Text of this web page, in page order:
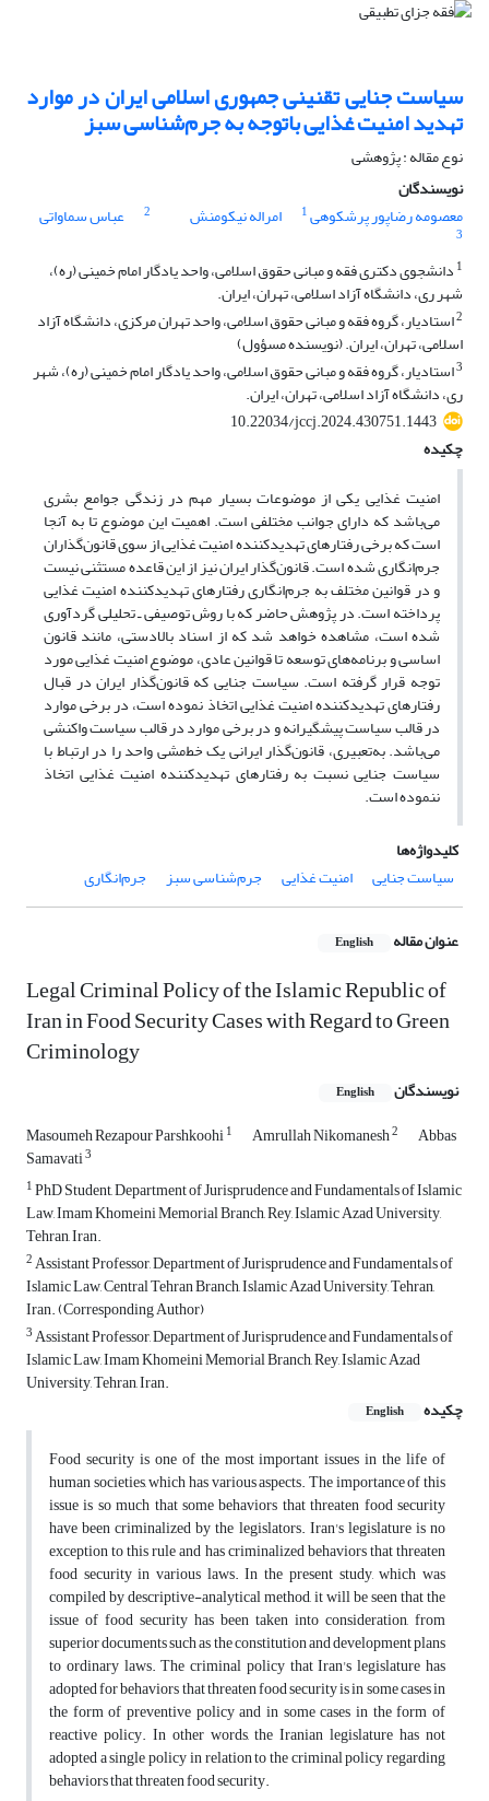
سیاست جنایی تقنینی جمهوری اسلامی ایران در موارد
تهدید امنیت غذایی باتوجه به جرم‌شناسی سبز
نوع مقاله : پژوهشی
نویسندگان
معصومه رضاپور پرشکوهی1 امراله نیکومنش 2 عباس سماواتی
3
1 دانشجوی دکتری فقه و مبانی حقوق اسلامی، واحد یادگار امام خمینی (ره)،
شهر ری، دانشگاه آزاد اسلامی، تهران، ایران.
2استادیار، گروه فقه و مبانی حقوق اسلامی، واحد تهران مرکزی، دانشگاه آزاد
اسلامی، تهران، ایران. (نویسنده مسؤول)
3استادیار، گروه فقه و مبانی حقوق اسلامی، واحد یادگار امام خمینی (ره)، شهر
ری، دانشگاه آزاد اسلامی، تهران، ایران.
10.22034/jccj.2024.430751.1443
چکیده
امنیت غذایی یکی از موضوعات بسیار مهم در زندگی جوامع بشری
می‌باشد که دارای جوانب مختلفی است. اهمیت این موضوع تا به آنجا
است که برخی رفتارهای تهدیدکننده امنیت غذایی از سوی قانون‌گذاران
جرم‌انگاری شده است. قانون‌گذار ایران نیز از این قاعده مستثنی نیست
و در قوانین مختلف به جرم‌انگاری رفتارهای تهدیدکننده امنیت غذایی
پرداخته است. در پژوهش حاضر که با روش توصیفی ـ تحلیلی گردآوری
شده است، مشاهده خواهد شد که از اسناد بالادستی، مانند قانون
اساسی و برنامه‌های توسعه تا قوانین عادی، موضوع امنیت غذایی مورد
توجه قرار گرفته است. سیاست جنایی که قانون‌گذار ایران در قبال
رفتارهای تهدیدکننده امنیت غذایی اتخاذ نموده است، در برخی موارد
در قالب سیاست پیشگیرانه و در برخی موارد در قالب سیاست واکنشی
می‌باشد. به‌تعبیری، قانون‌گذار ایرانی یک خط‌مشی واحد را در ارتباط با
سیاست جنایی نسبت به رفتارهای تهدیدکننده امنیت غذایی اتخاذ
ننموده است.
کلیدواژه‌ها
سیاست جنایی
امنیت غذایی جرم‌شناسی سبز جرم‌انگاری
عنوان مقاله English
Legal Criminal Policy of the Islamic Republic of
Iran in Food Security Cases with Regard to Green
Criminology
نویسندگان English
Masoumeh Rezapour Parshkoohi1 Amrullah Nikomanesh2 Abbas
Samavati3
1PhD Student, Department of Jurisprudence and Fundamentals of Islamic
Law, Imam Khomeini Memorial Branch, Rey, Islamic Azad University,
Tehran, Iran.
2Assistant Professor, Department of Jurisprudence and Fundamentals of
Islamic Law, Central Tehran Branch, Islamic Azad University, Tehran,
Iran. (Corresponding Author)
3Assistant Professor, Department of Jurisprudence and Fundamentals of
Islamic Law, Imam Khomeini Memorial Branch, Rey, Islamic Azad
University, Tehran, Iran.
چکیده
English
Food security is one of the most important issues in the life of
human societies, which has various aspects. The importance of this
issue is so much that some behaviors that threaten food security
have been criminalized by the legislators. Iran's legislature is no
exception to this rule and has criminalized behaviors that threaten
food security in various laws. In the present study, which was
compiled by descriptive-analytical method, it will be seen that the
issue of food security has been taken into consideration, from
superior documents such as the constitution and development plans
to ordinary laws. The criminal policy that Iran's legislature has
adopted for behaviors that threaten food security is in some cases in
the form of preventive policy and in some cases in the form of
reactive policy. In other words, the Iranian legislature has not
adopted a single policy in relation to the criminal policy regarding
behaviors that threaten food security.